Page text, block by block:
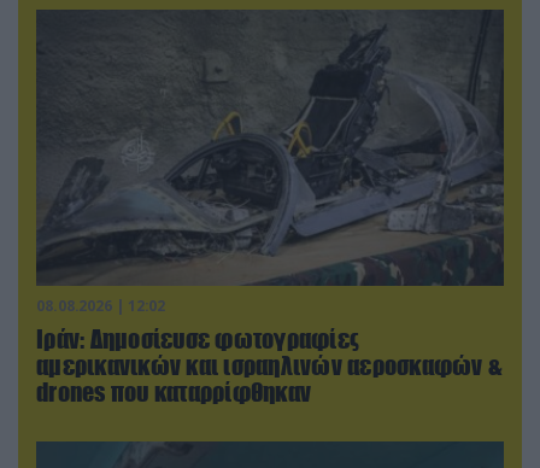
08.08.2026 | 12:02
Ιράν: Δημοσίευσε φωτογραφίες
αμερικανικών και ισραηλινών αεροσκαφών &
drones που καταρρίφθηκαν